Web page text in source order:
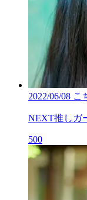
2022/06/08 こ
NEXT推しガ
500